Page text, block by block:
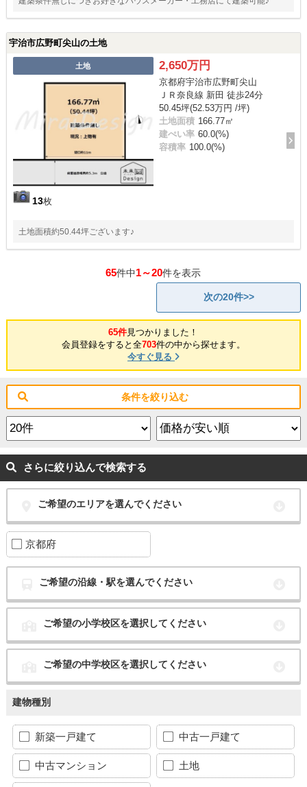
宇治市広野町尖山の土地
土地
13枚
2,650万円
京都府宇治市広野町尖山
ＪＲ奈良線 新田 徒歩24分
50.45坪(52.53万円 /坪)
土地面積 166.77㎡
建ぺい率 60.0(%)
容積率 100.0(%)
土地面積約50.44坪ございます♪
65件中1～20件を表示
次の20件>>
65件見つかりました！
会員登録をすると全703件の中から探せます。
今すぐ見る
条件を絞り込む
さらに絞り込んで検索する
ご希望のエリアを選んでください
京都府
ご希望の沿線・駅を選んでください
ご希望の小学校区を選択してください
ご希望の中学校区を選択してください
建物種別
新築一戸建て 中古一戸建て
中古マンション 土地